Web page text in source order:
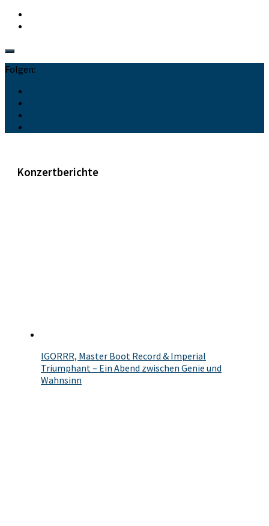
Folgen:
Konzertberichte
IGORRR, Master Boot Record & Imperial
Triumphant – Ein Abend zwischen Genie und
Wahnsinn